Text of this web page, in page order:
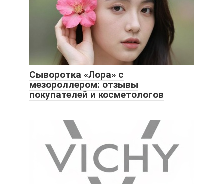
Сыворотка «Лора» с
мезороллером: отзывы
покупателей и косметологов